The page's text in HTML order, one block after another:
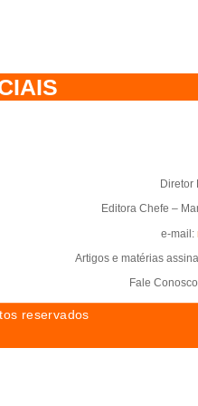
Diretor
Editora Chefe –
e-mail:
Artigos e matérias
Fale
reservados